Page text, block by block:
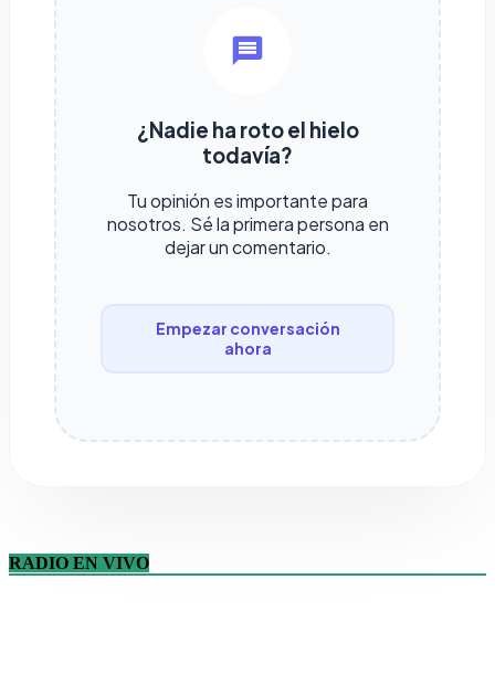
¿Nadie ha roto el hielo
todavía?
Tu opinión es importante para
nosotros. Sé la primera persona en
dejar un comentario.
Empezar conversación
ahora
RADIO EN VIVO